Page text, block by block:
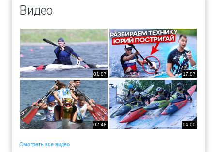
Видео
01:07 17:07
02:48 04:00
Смотреть все видео